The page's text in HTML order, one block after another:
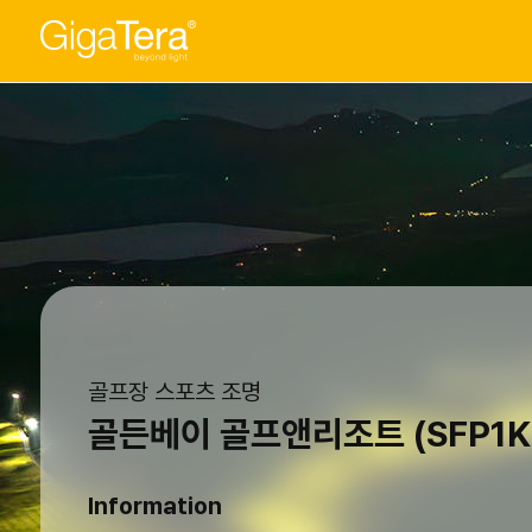
골프장 스포츠 조명
골든베이 골프앤리조트
Information